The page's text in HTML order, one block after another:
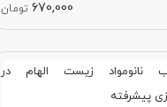
670,000 تومان